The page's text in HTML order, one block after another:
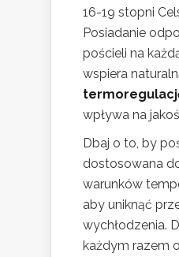
16-19 stopni
Posiadanie
pościeli na
wspiera
wpływa na
Dbaj o to, by
dostosowana
warunków
aby uniknąć
wychłodzenia.
każdym razem